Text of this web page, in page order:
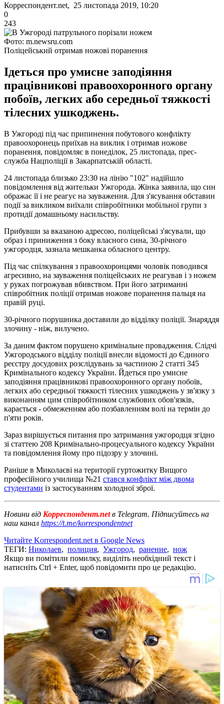
Корреспондент.net, 25 листопада 2019, 10:20
0
243
Фото: m.newsru.com
Поліцейський отримав ножові поранення
Ідеться про умисне заподіяння
працівникові правоохоронного органу
побоїв, легких або середньої тяжкості
тілесних ушкоджень.
В Ужгороді під час припинення побутового конфлікту
правоохоронець приїхав на виклик і отримав ножове
поранення, повідомляє в понеділок, 25 листопада, прес-
служба Нацполіції в Закарпатській області.
24 листопада близько 23:30 на лінію "102" надійшло
повідомлення від жительки Ужгорода. Жінка заявила, що син
ображає її і не реагує на зауваження. Для з'ясування обставин
події за викликом виїхали співробітники мобільної групи з
протидії домашньому насильству.
Прибувши за вказаною адресою, поліцейські з'ясували, що
образ і приниження з боку власного сина, 30-річного
ужгородця, зазнала мешканка обласного центру.
Під час спілкування з правоохоронцями чоловік поводився
агресивно, на зауваження поліцейських не реагував і з ножем
у руках погрожував вбивством. При його затриманні
співробітник поліції отримав ножове поранення пальця на
правій руці.
30-річного порушника доставили до відділку поліції. Знаряддя
злочину - ніж, вилучено.
За даним фактом порушено кримінальне провадження. Слідчі
Ужгородського відділу поліції внесли відомості до Єдиного
реєстру досудових розслідувань за частиною 2 статті 345
Кримінального кодексу України. Йдеться про умисне
заподіяння працівникові правоохоронного органу побоїв,
легких або середньої тяжкості тілесних ушкоджень у зв'язку з
виконанням цим співробітником службових обов'язків,
карається - обмеженням або позбавленням волі на термін до
п'яти років.
Зараз вирішується питання про затримання ужгородця згідно
зі статтею 208 Кримінально-процесуального кодексу України
та повідомлення йому про підозру у злочині.
Раніше в Миколаєві на території гуртожитку Вищого
професійного училища №21 стався конфлікт між двома
студентами із застосуванням холодної зброї.
Новини від Корреспондент.netв Telegram. Підписуйтесь на
наш канал https://t.me/korrespondentnet
Читайте Korrespondent.net в Google News
ТЕГИ: Николаев, полиция, Ужгород, ранение, нож
Якщо ви помітили помилку, виділіть необхідний текст і
натисніть Ctrl + Enter, щоб повідомити про це редакцію.